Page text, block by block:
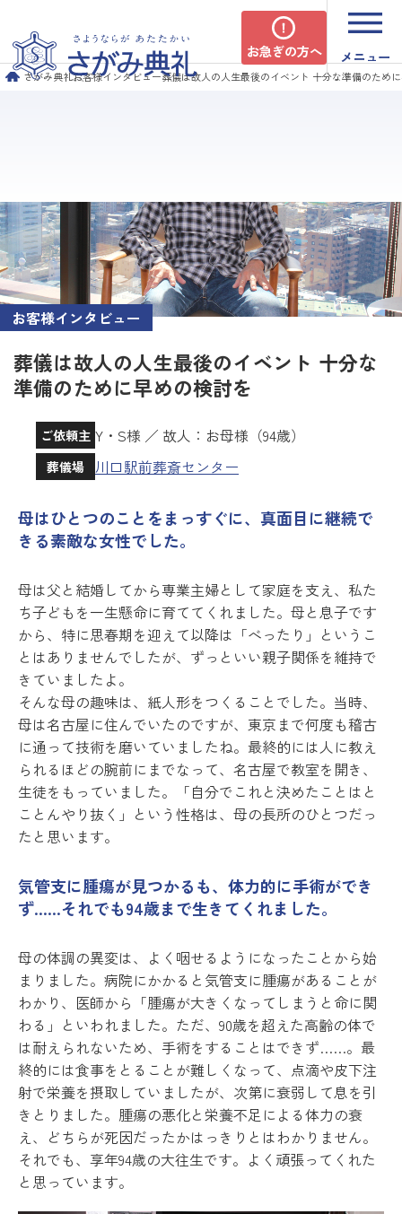
お急ぎの方へ メニュー
さがみ典礼お客様インタビュー葬儀は故人の人生最後のイベント 十分な準備のため
お客様インタビュー
葬儀は故人の人生最後のイベント 十分な
準備のために早めの検討を
ご依頼主 Y・S様 ／ 故人：お母様（94歳）
葬儀場 川口駅前葬斎センター
母はひとつのことをまっすぐに、真面目に継続で
きる素敵な女性でした。
母は父と結婚してから専業主婦として家庭を支え、私た
ち子どもを一生懸命に育ててくれました。母と息子です
から、特に思春期を迎えて以降は「べったり」というこ
とはありませんでしたが、ずっといい親子関係を維持で
きていましたよ。
そんな母の趣味は、紙人形をつくることでした。当時、
母は名古屋に住んでいたのですが、東京まで何度も稽古
に通って技術を磨いていましたね。最終的には人に教え
られるほどの腕前にまでなって、名古屋で教室を開き、
生徒をもっていました。「自分でこれと決めたことはと
ことんやり抜く」という性格は、母の長所のひとつだっ
たと思います。
気管支に腫瘍が見つかるも、体力的に手術ができ
ず……それでも94歳まで生きてくれました。
母の体調の異変は、よく咽せるようになったことから始
まりました。病院にかかると気管支に腫瘍があることが
わかり、医師から「腫瘍が大きくなってしまうと命に関
わる」といわれました。ただ、90歳を超えた高齢の体で
は耐えられないため、手術をすることはできず……。最
終的には食事をとることが難しくなって、点滴や皮下注
射で栄養を摂取していましたが、次第に衰弱して息を引
きとりました。腫瘍の悪化と栄養不足による体力の衰
え、どちらが死因だったかはっきりとはわかりません。
それでも、享年94歳の大往生です。よく頑張ってくれた
と思っています。